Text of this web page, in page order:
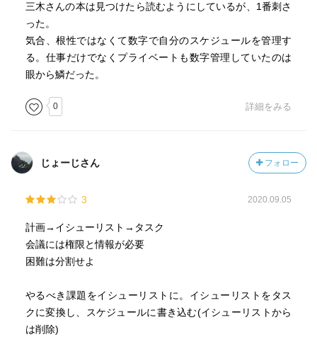
三木さんの本は見つけたら読むようにしているが、1番刺さ
った。
気合、根性ではなくて数字で自分のスケジュールを管理す
る。仕事だけでなくプライベートも数字管理していたのは
眼から鱗だった。
0 詳細をみる
じょーじさん フォロー
3 2020.09.05
計画→イシューリスト→タスク
会議には権限と情報が必要
困難は分割せよ
やるべき課題をイシューリストに。イシューリストをタス
クに変換し、スケジュールに書き込む(イシューリストから
は削除)